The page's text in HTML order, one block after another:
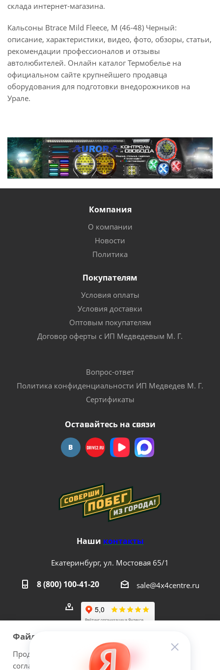
склада интернет-магазина.
Кальсоны Btrace Mild Fleece, M (46-48) Черный:
описание, характеристики, видео, фото, обзоры, статьи,
рекомендации профессионалов и отзывы
автолюбителей. Онлайн каталог Термобелье на
официальном сайте крупнейшего продавца
оборудования для подготовки внедорожников на
Урале.
Компания
О компании
Новости
Политика
Покупателям
Условия оплаты
Условия доставки
Оптовым покупателям
Договор оферты с ИП Медведевым М. Г.
Вопрос-ответ
Политика конфиденциальности ИП Медведев М. Г.
Сертификаты
Оставайтесь на связи
Наши контакты
Екатеринбург, ул. Мостовая 65/1
8 (800) 100-41-20 sale@4x4centre.ru
Файлы cookie
Продолжая использовать наш сайт Вы даете
согласие на обработку файлов cookie и